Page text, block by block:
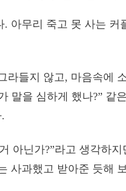
아무리 죽고 못 사는 커
라들지 않고, 마음속에
말을 심하게 했나?” 같
아닌가?”라고 생각하
사과했고 받아준 듯해